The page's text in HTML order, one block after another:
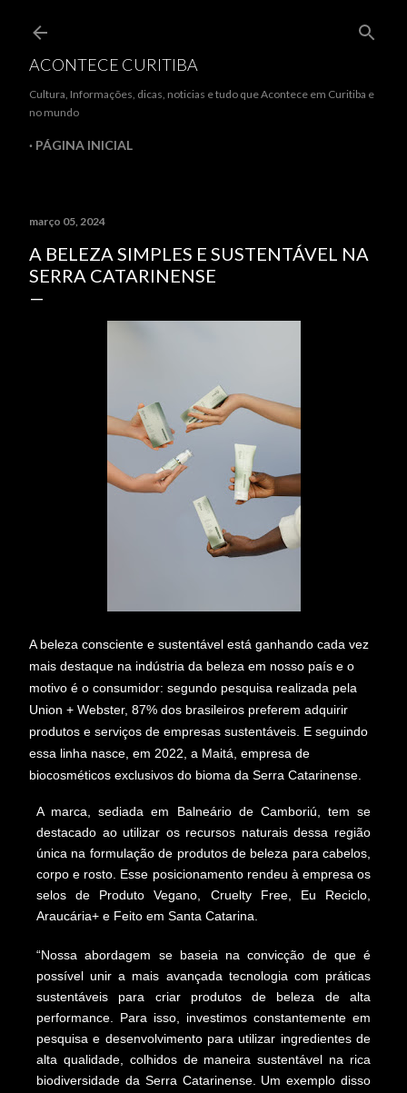
ACONTECE CURITIBA
Cultura, Informações, dicas, noticias e tudo que Acontece em Curitiba e
no mundo
PÁGINA INICIAL
março 05, 2024
A BELEZA SIMPLES E SUSTENTÁVEL NA
SERRA CATARINENSE
A beleza consciente e sustentável está ganhando cada vez
mais destaque na indústria da beleza em nosso país e o
motivo é o consumidor: segundo pesquisa realizada pela
Union + Webster, 87% dos brasileiros preferem adquirir
produtos e serviços de empresas sustentáveis. E seguindo
essa linha nasce, em 2022, a Maitá, empresa de
biocosméticos exclusivos do bioma da Serra Catarinense.
A marca, sediada em Balneário de Camboriú, tem se
destacado ao utilizar os recursos naturais dessa região
única na formulação de produtos de beleza para cabelos,
corpo e rosto. Esse posicionamento rendeu à empresa os
selos de Produto Vegano, Cruelty Free, Eu Reciclo,
Araucária+ e Feito em Santa Catarina.
“Nossa abordagem se baseia na convicção de que é
possível unir a mais avançada tecnologia com práticas
sustentáveis para criar produtos de beleza de alta
performance. Para isso, investimos constantemente em
pesquisa e desenvolvimento para utilizar ingredientes de
alta qualidade, colhidos de maneira sustentável na rica
biodiversidade da Serra Catarinense. Um exemplo disso